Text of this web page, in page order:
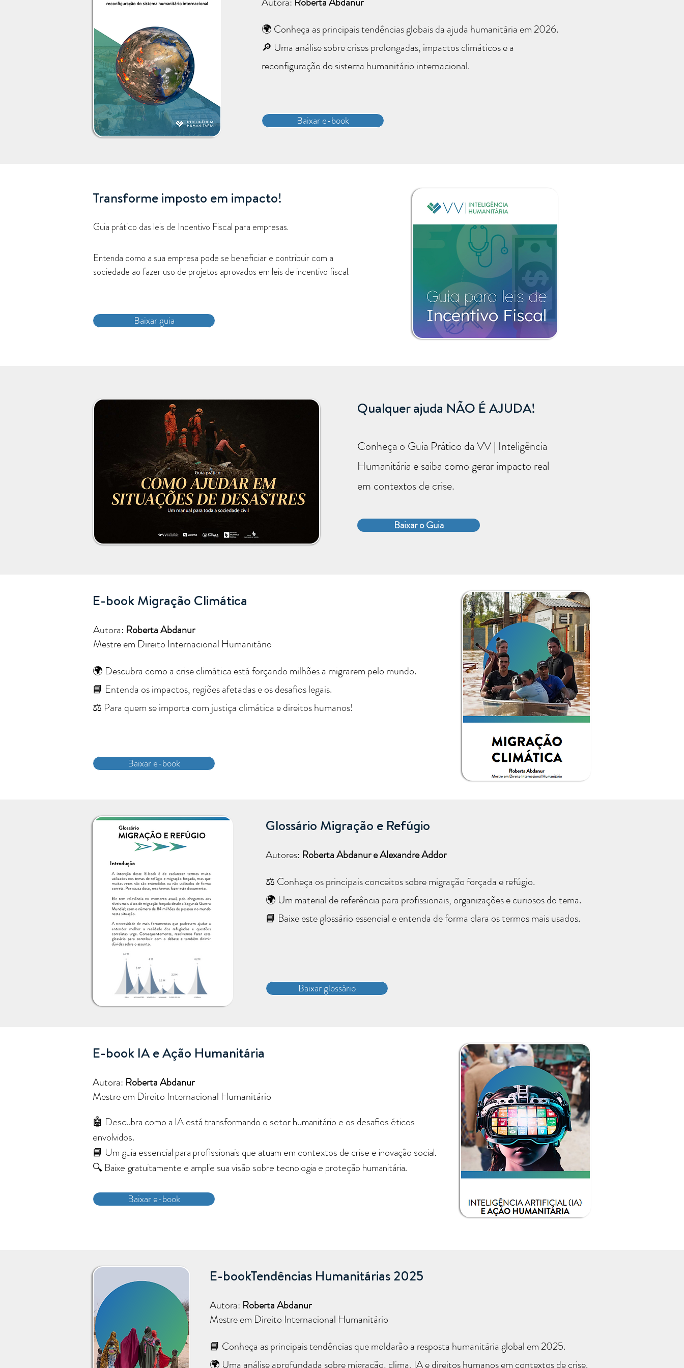
🌍 Conheça as principais tendências globais da ajuda humanitária em 2026.
🔎 Uma análise sobre crises prolongadas, impactos climáticos e a
reconfiguração do sistema humanitário internacional.
Baixar e-book
Transforme imposto em impacto!
​Guia prático das leis de Incentivo Fiscal para empresas.​
Entenda como a sua empresa pode se beneficiar e contribuir com a
sociedade ao fazer uso de projetos aprovados em leis de incentivo fiscal.
Baixar guia
Qualquer ajuda NÃO É AJUDA!
Conheça o Guia Prático da VV | Inteligência
Humanitária e saiba como gerar impacto real
em contextos de crise.
Baixar o Guia
E-book Migração Climática
Autora: Roberta Abdanur
Mestre em Direito Internacional Humanitário
🌍 Descubra como a crise climática está forçando milhões a migrarem pelo mundo.
📘 Entenda os impactos, regiões afetadas e os desafios legais.
⚖️ Para quem se importa com justiça climática e direitos humanos!
Baixar e-book
Glossário Migração e Refúgio
Autores: Roberta Abdanur e Alexandre Addor
⚖️ Conheça os principais conceitos sobre migração forçada e refúgio.
🌍 Um material de referência para profissionais, organizações e curiosos do tema.
📘 Baixe este glossário essencial e entenda de forma clara os termos mais usados.
Baixar glossário
E-book IA e Ação Humanitária
Autora: Roberta Abdanur
Mestre em Direito Internacional Humanitário
🤖 Descubra como a IA está transformando o setor humanitário e os desafios éticos
envolvidos.
📘 Um guia essencial para profissionais que atuam em contextos de crise e inovação social.
🔍 Baixe gratuitamente e amplie sua visão sobre tecnologia e proteção humanitária.
Baixar e-book
E-bookTendências Humanitárias 2025
Autora: Roberta Abdanur
Mestre em Direito Internacional Humanitário
📘 Conheça as principais tendências que moldarão a resposta humanitária global em 2025.
🌍 Uma análise aprofundada sobre migração, clima, IA e direitos humanos em contextos de crise.